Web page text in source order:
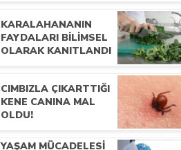
KARALAHANANIN
FAYDALARI BILIMSEL
OLARAK KANITLANDI
CIMBIZLA ÇIKARTTIĞI
KENE CANINA MAL
OLDU!
YAŞAM MÜCADELESI